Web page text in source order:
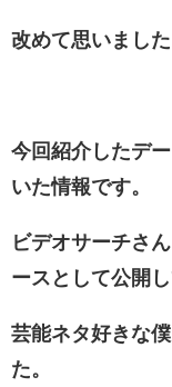
改めて思いました
今回紹介したデ
いた情報です。
ビデオサーチさ
ースとして公開
芸能ネタ好きな
た。